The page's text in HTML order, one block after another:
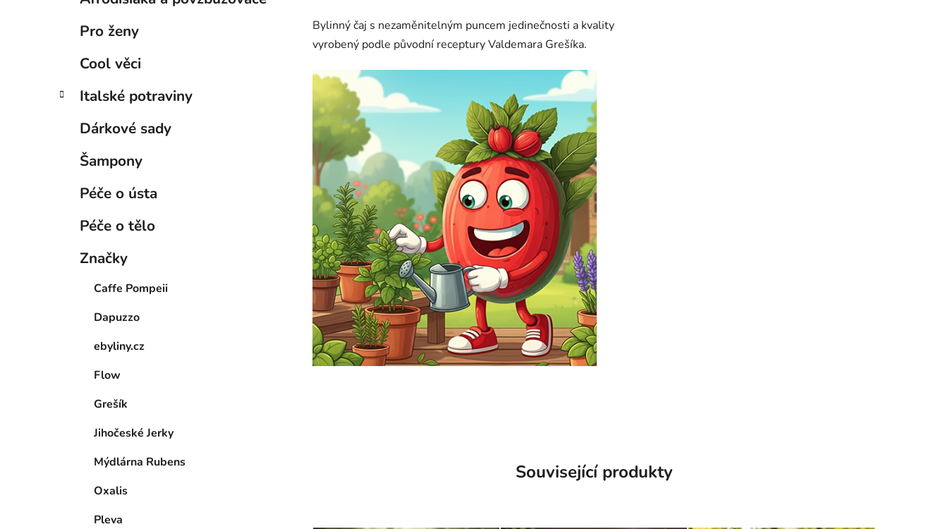
Pro ženy
Cool věci
Italské potraviny
Dárkové sady
Šampony
Péče o ústa
Péče o tělo
Značky
Caffe Pompeii
Dapuzzo
ebyliny.cz
Flow
Grešík
Jihočeské Jerky
Mýdlárna Rubens
Oxalis
Pleva
Bylinný čaj s nezaměnitelným puncem jedinečnosti a kvality
vyrobený podle původní receptury Valdemara Grešíka.
Související produkty